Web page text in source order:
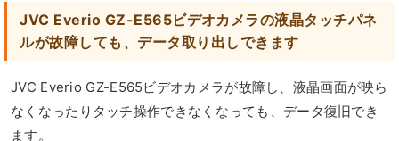
JVC Everio GZ-E565ビデオカメラの液晶タッチパネ
ルが故障しても、データ取り出しできます
JVC Everio GZ-E565ビデオカメラが故障し、液晶画面が映ら
なくなったりタッチ操作できなくなっても、データ復旧でき
ます。